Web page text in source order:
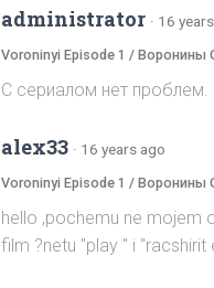
administrator · 16
Voroninyi Episode 1 / Воронины
С сериалом нет проблем.
alex33 · 16 years ago
Voroninyi Episode 1 / Воронины
hello ,pochemu ne mojem
film ?netu "play " i "racshirit